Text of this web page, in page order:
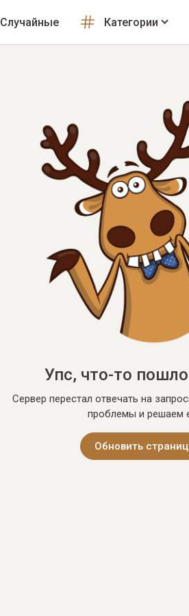
Случайные Категории
Упс, что-то
Сервер перестал отвечать на
проблемы и решаем
Обновить